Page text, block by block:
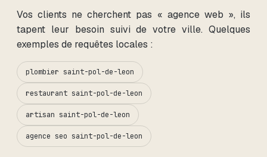
Vos clients ne cherchent pas « agence web », ils
tapent leur besoin suivi de votre ville. Quelques
exemples de requêtes locales :
plombier saint-pol-de-leon
restaurant saint-pol-de-leon
artisan saint-pol-de-leon
agence seo saint-pol-de-leon